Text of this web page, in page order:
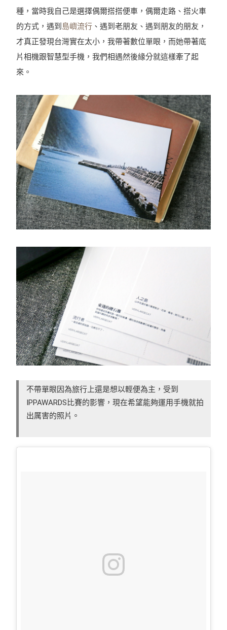
種，當時我自己是選擇偶爾搭搭便車，偶爾走路、搭火車
的方式，遇到 島嶼流行 、遇到老朋友、遇到朋友的朋友，
才真正發現台灣實在太小，我帶著數位單眼，而她帶著底
片相機跟智慧型手機，我們相遇然後緣分就這樣牽了起
來。
不帶單眼因為旅行上還是想以輕便為主，受到
IPPAWARDS比賽的影響，現在希望能夠運用手機就拍
出厲害的照片。